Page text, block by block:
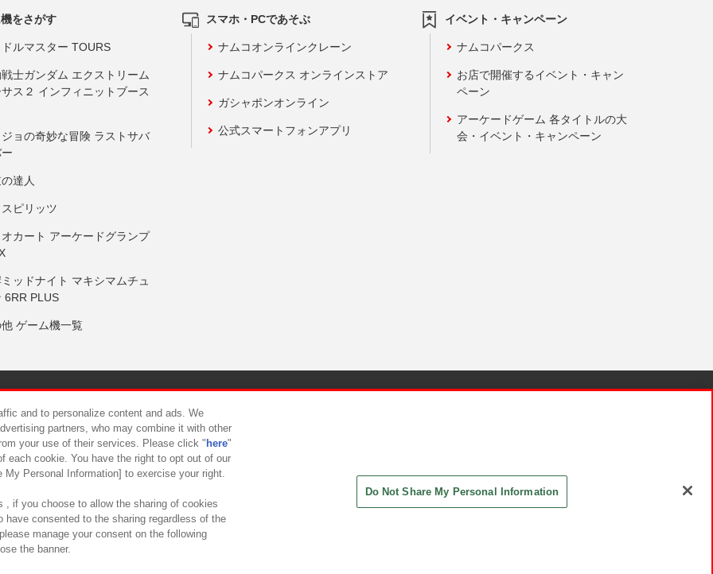
をさがす
ルマスター TOURS
士ガンダム エクストリーム
ス２ インフィニットブース
ョの奇妙な冒険 ラストサバ
達人
ピリッツ
カート アーケードグランプ
ッドナイト マキシマムチュ
6RR PLUS
ゲーム機一覧
スマホ・PCであそぶ
ナムコオンラインクレーン
ナムコパークス オンラインストア
ガシャポンオンライン
公式スマートフォンアプリ
イベント・キャンペーン
ナムコパークス
お店で開催するイベント・キャン
ペーン
アーケードゲーム 各タイトルの大
会・イベント・キャンペーン
について カスタマーハラスメント対応方針
and to personalize content and ads. We
partners, who may combine it with other
your use of their services. Please click " here"
each cookie. You have the right to opt out of our
Personal Information] to exercise your right.
, if you choose to allow the sharing of cookies
have consented to the sharing regardless of the
manage your consent on the following
the banner.
Do Not Share My Personal Information